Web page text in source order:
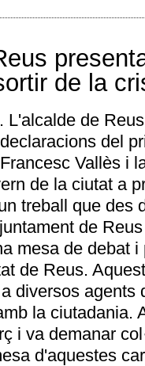
de la
L'alcalde de
del
Vallès i
de la ciutat a
treball que des
de
mesa de debat
de Reus.
diversos agents
la ciutadania.
i va demanar
d'aquestes